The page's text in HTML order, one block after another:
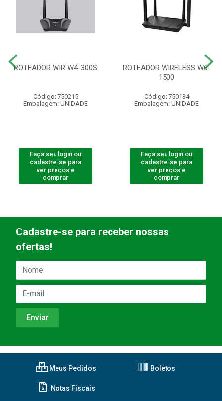
ROTEADOR WIR W4-300S
Código: 750215
Embalagem: UNIDADE
Faça seu login ou
cadastre-se para
ver preços e
comprar
ROTEADOR WIRELESS W6-
1500
Código: 750134
Embalagem: UNIDADE
Faça seu login ou
cadastre-se para
ver preços e
comprar
Cadastre-se para receber nossas
ofertas!
Meus Pedidos Boletos
Notas Fiscais